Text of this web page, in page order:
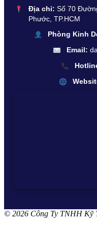
Địa chỉ: Số 70
Phước, TP.HCM
Phòng Kinh
Email:
© 2026 Công Ty TNHH Kỹ